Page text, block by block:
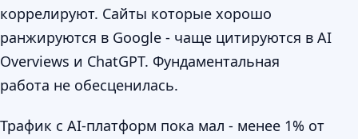
коррелируют. Сайты которые хорошо
ранжируются в Google - чаще цитируются в AI
Overviews и ChatGPT. Фундаментальная
работа не обесценилась.
Трафик с AI-платформ пока мал - менее 1% от